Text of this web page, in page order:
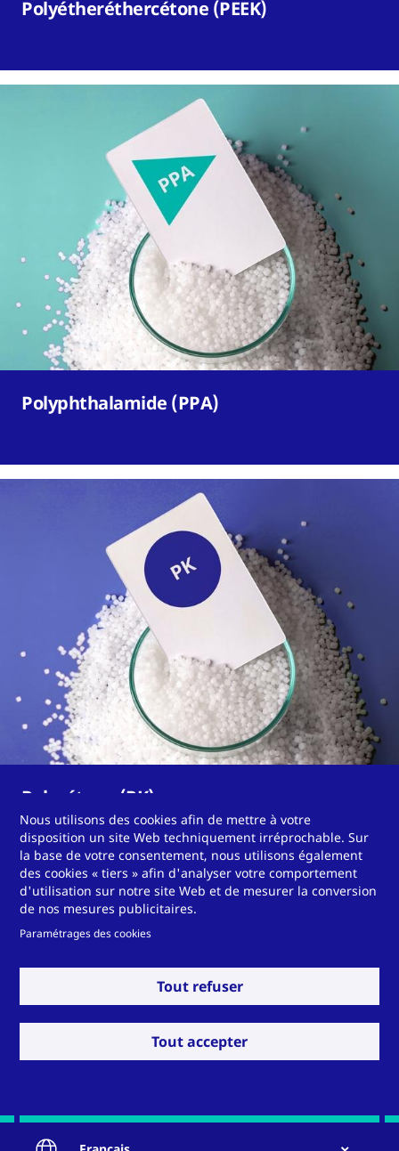
Polyétheréthercétone (PEEK)
Polyphthalamide (PPA)
Polycétone (PK)
Do you need a solution
with a special material?
Nous utilisons des cookies afin de mettre à votre
disposition un site Web techniquement irréprochable. Sur
la base de votre consentement, nous utilisons également
des cookies « tiers » afin d'analyser votre comportement
d'utilisation sur notre site Web et de mesurer la conversion
de nos mesures publicitaires.
Paramétrages des cookies
Tout refuser
Tout accepter